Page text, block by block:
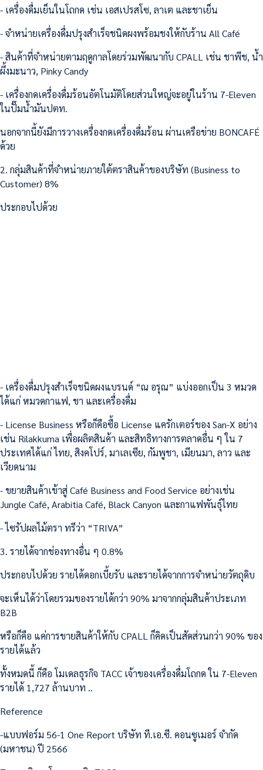
- เครื่องดื่มเย็นในโถกด เช่น เอสเปรสโซ, ลาเต และชาเย็น
- จำหน่ายเครื่องดื่มปรุงสำเร็จชนิดผงพร้อมชงให้กับร้าน All Café
- สินค้าที่จำหน่ายตามฤดูกาลโดยร่วมพัฒนากับ CPALL เช่น ชาพีช, น้ำ
ผึ้งมะนาว, Pinky Candy
- เครื่องกดเครื่องดื่มร้อนอัตโนมัติโดยส่วนใหญ่จะอยู่ในร้าน 7-Eleven
ในปั๊มน้ำมันปตท.
นอกจากนี้ยังมีการวางเครื่องกดเครื่องดื่มร้อน ผ่านเครือข่าย BONCAFÉ
ด้วย
2. กลุ่มสินค้าที่จำหน่ายภายใต้ตราสินค้าของบริษัท (Business to
Customer) 8%
ประกอบไปด้วย
- เครื่องดื่มปรุงสำเร็จชนิดผงแบรนด์ “ณ อรุณ” แบ่งออกเป็น 3 หมวด
ได้แก่ หมวดกาแฟ, ชา และเครื่องดื่ม
- License Business หรือก็คือซื้อ License แครักเตอร์ของ San-X อย่าง
เช่น Rilakkuma เพื่อผลิตสินค้า และสิทธิทางการตลาดอื่น ๆ ใน 7
ประเทศได้แก่ ไทย, สิงคโปร์, มาเลเซีย, กัมพูชา, เมียนมา, ลาว และ
เวียดนาม
- ขยายสินค้าเข้าสู่ Café Business and Food Service อย่างเช่น
Jungle Café, Arabitia Café, Black Canyon และกาแฟพันธุ์ไทย
- ไซรัปผลไม้ตรา ทรีว่า “TRIVA”
3. รายได้จากช่องทางอื่น ๆ 0.8%
ประกอบไปด้วย รายได้ดอกเบี้ยรับ และรายได้จากการจำหน่ายวัตถุดิบ
จะเห็นได้ว่าโดยรวมของรายได้กว่า 90% มาจากกลุ่มสินค้าประเภท
B2B
หรือก็คือ แค่การขายสินค้าให้กับ CPALL ก็คิดเป็นสัดส่วนกว่า 90% ของ
รายได้แล้ว
ทั้งหมดนี้ ก็คือ โมเดลธุรกิจ TACC เจ้าของเครื่องดื่มโถกด ใน 7-Eleven
รายได้ 1,727 ล้านบาท ..
Reference
-แบบฟอร์ม 56-1 One Report บริษัท ที.เอ.ซี. คอนซูเมอร์ จำกัด
(มหาชน) ปี 2566